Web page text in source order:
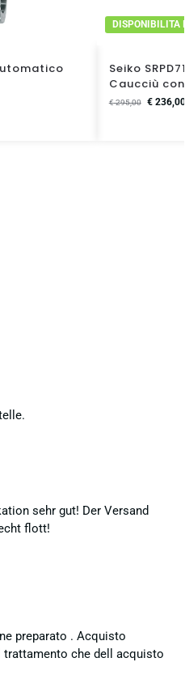
DISPONIBILITA
Seiko
Caucciù
€295,00 €236,00
sehr gut! Der Versand
flott!
preparato . Acquisto
che dell acquisto